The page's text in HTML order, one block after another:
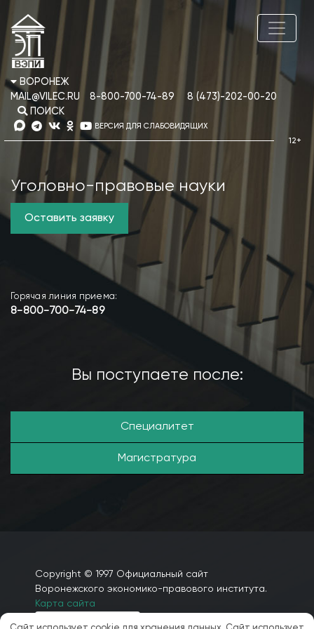
ВОРОНЕЖ
MAIL@VILEC.RU
8-800-700-74-89
8 (473)-202-00-20
ПОИСК
ВЕРСИЯ ДЛЯ СЛАБОВИДЯЩИХ
Уголовно-правовые науки
Оставить заявку
Горячая линия приема:
8-800-700-74-89
Вы поступаете после:
Специалитет
Магистратура
Copyright © 1997 Официальный сайт
Воронежского экономико-правового института.
Карта сайта